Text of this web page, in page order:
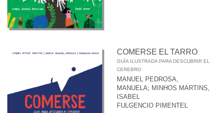
COMERSE EL TARRO
GUÍA ILUSTRADA PARA DESCUBRIR EL
CEREBRO
MANUEL PEDROSA,
MANUELA; MINHOS MARTINS,
ISABEL
FULGENCIO PIMENTEL